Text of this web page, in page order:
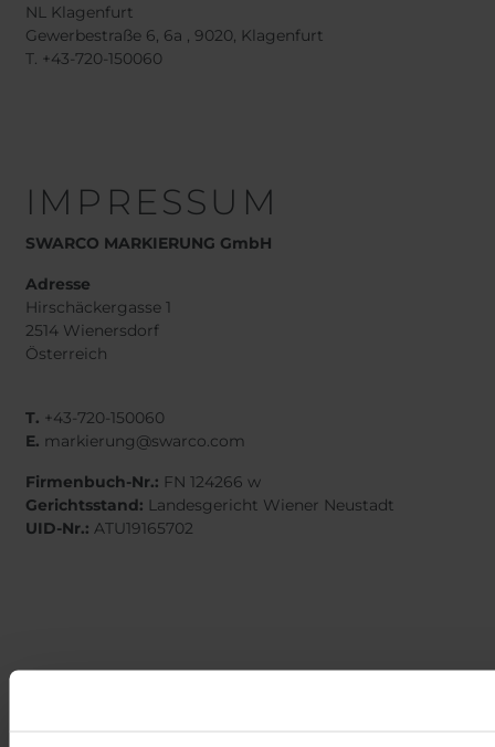
NL Klagenfurt
Gewerbestraße 6, 6a , 9020, Klagenfurt
T. +43-720-150060
IMPRESSUM
SWARCO MARKIERUNG GmbH
Adresse
Hirschäckergasse 1
2514 Wienersdorf
Österreich
T. +43-720-150060
E. markierung@swarco.com
Firmenbuch-Nr.: FN 124266 w
Gerichtsstand: Landesgericht Wiener Neustadt
UID-Nr.: ATU19165702